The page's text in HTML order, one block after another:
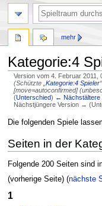
Kategorie:4
Version vom 4. Februar
(Schützte „Kategorie:4 Spieler
[move=autoconfirmed]
(Unterschied) ← Nächstältere
Nächstjüngere Version →
Zur
springen
Zur
springen
Die folgenden Spiele
Seiten in der
Folgende 200 Seiten sind
(vorherige Seite) (nächste
1
mehr